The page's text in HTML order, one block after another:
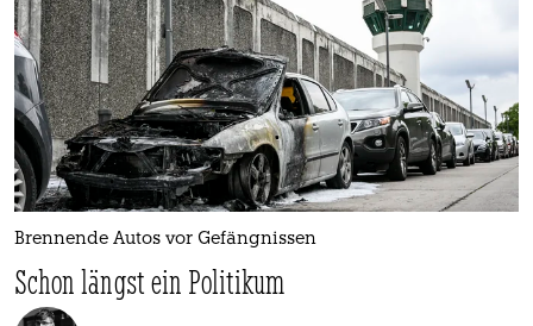
Brennende Autos vor Gefängnissen
Schon längst ein Politikum